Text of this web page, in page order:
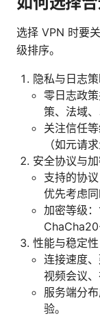
选择 VPN 时要
级排序。
隐私与日志
零日志政
策、法域、
关注信任
（如元请
安全协议与
支持的协
优先考虑同
加密等级
性能与稳定性
连接速度
视频会议、
服务端分
验。